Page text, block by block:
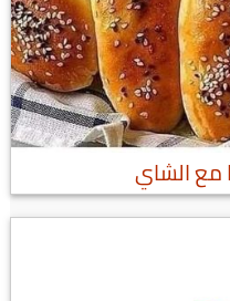
مع الشاي